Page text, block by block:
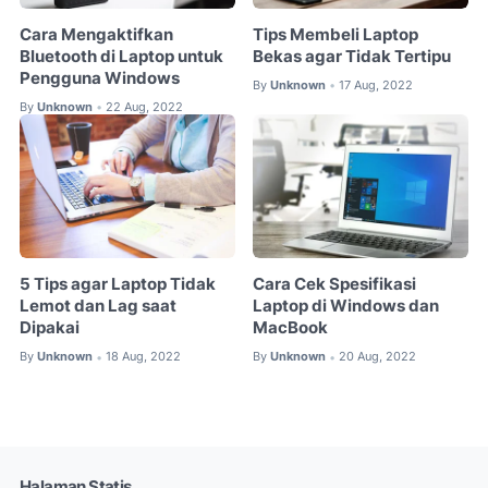
Cara Mengaktifkan
Bluetooth di Laptop untuk
Pengguna Windows
By Unknown • 22 Aug, 2022
Tips Membeli Laptop
Bekas agar Tidak Tertipu
By Unknown • 17 Aug, 2022
5 Tips agar Laptop Tidak
Lemot dan Lag saat
Dipakai
By Unknown • 18 Aug, 2022
Cara Cek Spesifikasi
Laptop di Windows dan
MacBook
By Unknown • 20 Aug, 2022